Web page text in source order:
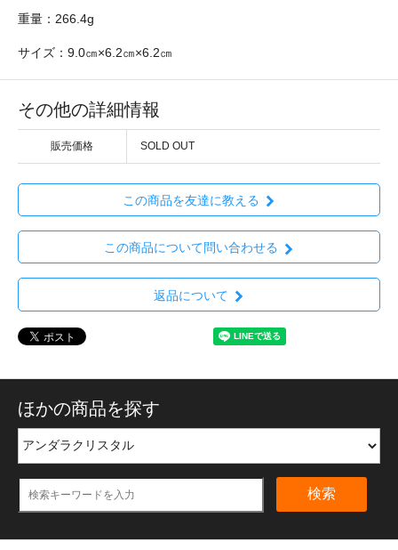
重量：266.4g
サイズ：9.0㎝×6.2㎝×6.2㎝
その他の詳細情報
販売価格 SOLD OUT
この商品を友達に教える
この商品について問い合わせる
返品について
ほかの商品を探す
検索